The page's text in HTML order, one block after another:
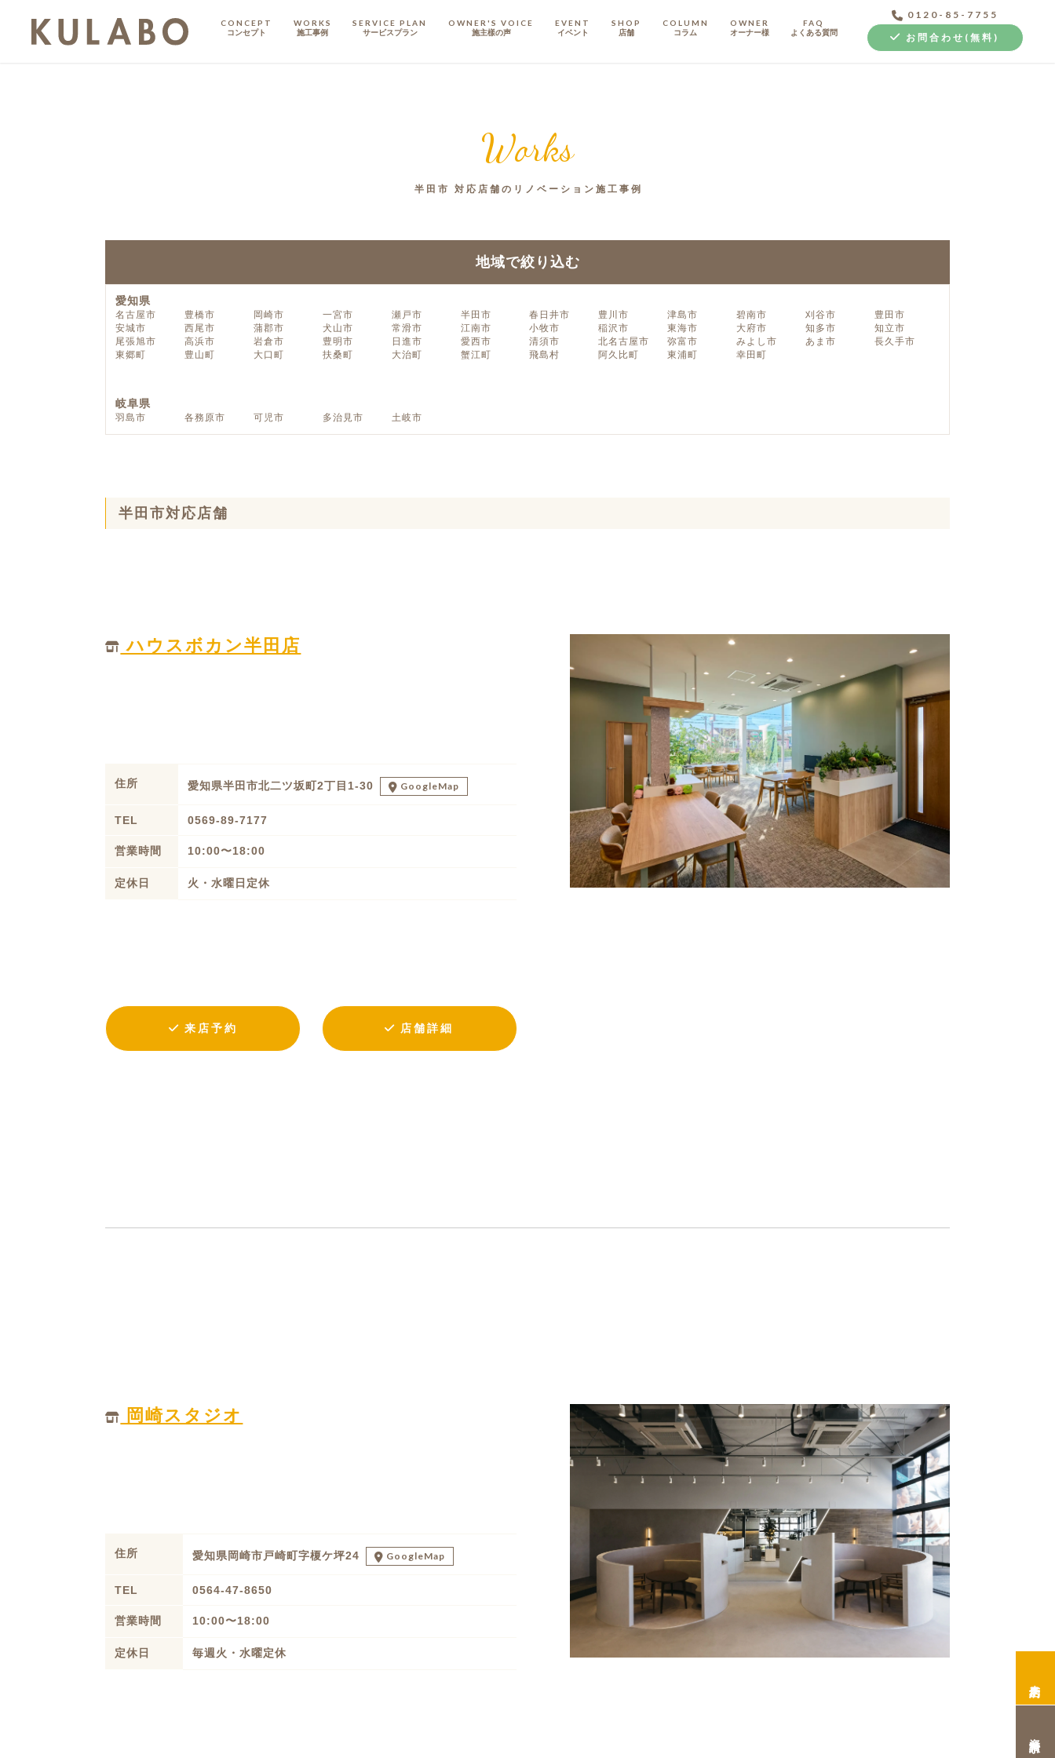
CONCEPT
コンセプト
WORKS
施工事例
SERVICE PLAN
サービスプラン
OWNER'S VOICE
施主樣の声
EVENT
イベント
SHOP
店舗
COLUMN
コラム
OWNER
オーナー様
FAQ
よくある質問
0120-85-7755
お問合わせ(無料)
Works
半田市 対応店舗のリノベーション施工事例
地域で絞り込む
愛知県
名古屋市 豊橋市 岡崎市 一宮市 瀬戸市 半田市 春日井市 豊川市 津島市 碧南市 刈谷市
豊田市
安城市
西尾市 蒲郡市 犬山市 常滑市 江南市 小牧市 稲沢市 東海市 大府市 知多市
知立市
尾張旭市
高浜市 岩倉市 豊明市 日進市 愛西市 清須市 北名古屋市 弥富市 みよし市 あま市
長久手市
東郷町
豊山町 大口町 扶桑町 大治町 蟹江町 飛島村 阿久比町 東浦町 幸田町
岐阜県
羽島市 各務原市 可児市 多治見市 土岐市
半田市対応店舗
ハウスボカン半田店
住所 愛知県半田市北二ツ坂町2丁目1-30 GoogleMap
TEL 0569-89-7177
営業時間 10:00〜18:00
定休日 火・水曜日定休
来店予約 店舗詳細
岡崎スタジオ
住所 愛知県岡崎市戸崎町字榎ケ坪24 GoogleMap
TEL 0564-47-8650
営業時間 10:00〜18:00
定休日 毎週火・水曜定休